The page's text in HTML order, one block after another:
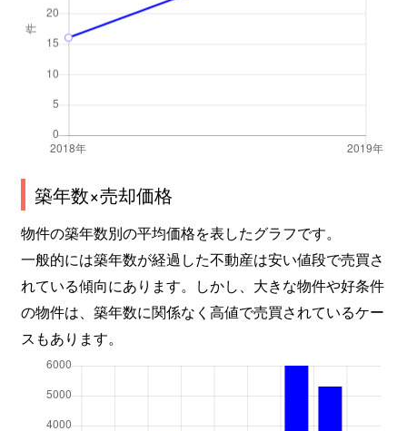
築年数×売却価格
物件の築年数別の平均価格を表したグラフです。
一般的には築年数が経過した不動産は安い値段で売買さ
れている傾向にあります。しかし、大きな物件や好条件
の物件は、築年数に関係なく高値で売買されているケー
スもあります。